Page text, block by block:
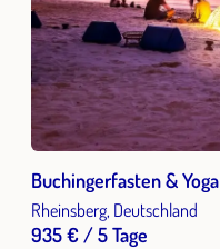
Buchingerfasten & Yoga
Rheinsberg, Deutschland
935 € / 5 Tage